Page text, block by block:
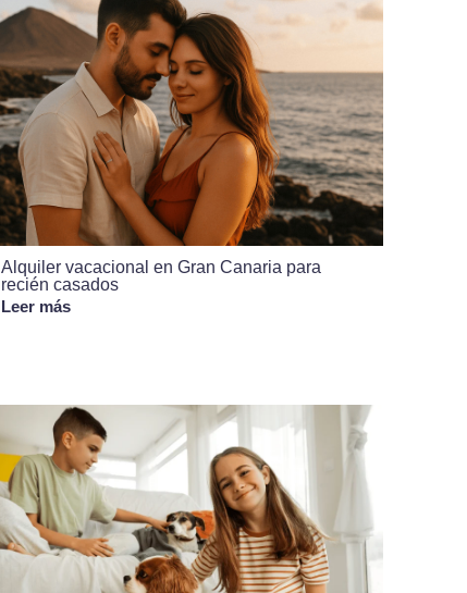
Alquiler vacacional en Gran Canaria para
recién casados
Leer más